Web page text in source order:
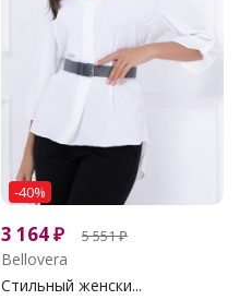
-40%
3 164₽ 5 551₽
Bellovera
Стильный женски...